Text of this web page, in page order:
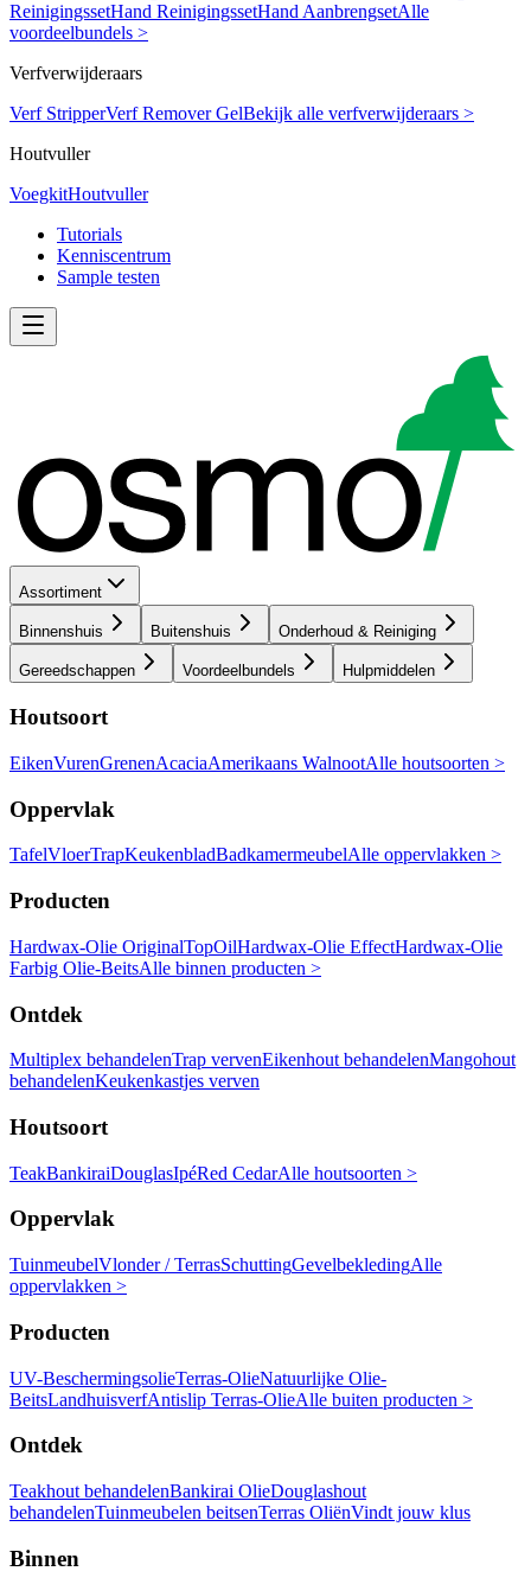
ReinigingssetHand ReinigingssetHand AanbrengsetAlle
voordeelbundels >
Verfverwijderaars
Verf StripperVerf Remover GelBekijk alle verfverwijderaars >
Houtvuller
VoegkitHoutvuller
Tutorials
Kenniscentrum
Sample testen
Assortiment
Binnenshuis Buitenshuis Onderhoud & Reiniging
Gereedschappen Voordeelbundels Hulpmiddelen
Houtsoort
EikenVurenGrenenAcaciaAmerikaans WalnootAlle houtsoorten >
Oppervlak
TafelVloerTrapKeukenbladBadkamermeubelAlle oppervlakken >
Producten
Hardwax-Olie OriginalTopOilHardwax-Olie EffectHardwax-Olie
Farbig Olie-BeitsAlle binnen producten >
Ontdek
Multiplex behandelenTrap vervenEikenhout behandelenMangohout
behandelenKeukenkastjes verven
Houtsoort
TeakBankiraiDouglasIpéRed CedarAlle houtsoorten >
Oppervlak
TuinmeubelVlonder / TerrasSchuttingGevelbekledingAlle
oppervlakken >
Producten
UV-BeschermingsolieTerras-OlieNatuurlijke Olie-
BeitsLandhuisverfAntislip Terras-OlieAlle buiten producten >
Ontdek
Teakhout behandelenBankirai OlieDouglashout
behandelenTuinmeubelen beitsenTerras OliënVindt jouw klus
Binnen